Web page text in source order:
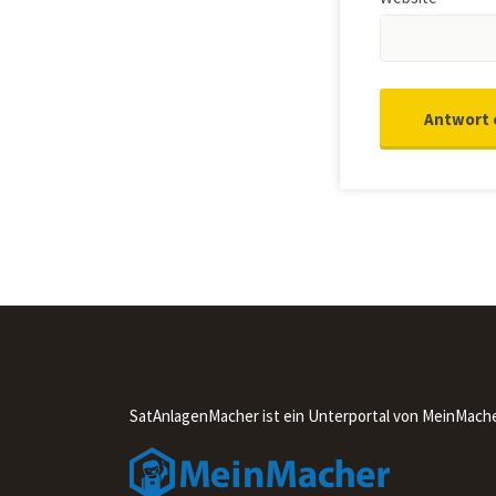
SatAnlagenMacher ist ein Unterportal von